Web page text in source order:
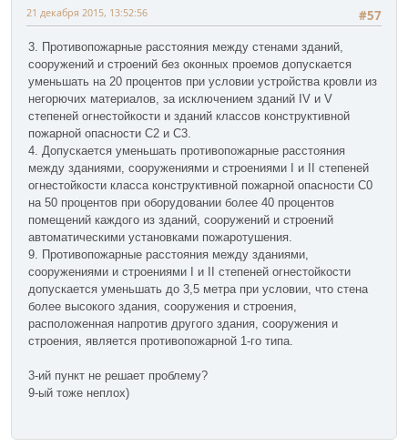
#57
21 декабря 2015, 13:52:56
3. Противопожарные расстояния между стенами зданий,
сооружений и строений без оконных проемов допускается
уменьшать на 20 процентов при условии устройства кровли из
негорючих материалов, за исключением зданий IV и V
степеней огнестойкости и зданий классов конструктивной
пожарной опасности С2 и С3.
4. Допускается уменьшать противопожарные расстояния
между зданиями, сооружениями и строениями I и II степеней
огнестойкости класса конструктивной пожарной опасности С0
на 50 процентов при оборудовании более 40 процентов
помещений каждого из зданий, сооружений и строений
автоматическими установками пожаротушения.
9. Противопожарные расстояния между зданиями,
сооружениями и строениями I и II степеней огнестойкости
допускается уменьшать до 3,5 метра при условии, что стена
более высокого здания, сооружения и строения,
расположенная напротив другого здания, сооружения и
строения, является противопожарной 1-го типа.
3-ий пункт не решает проблему?
9-ый тоже неплох)